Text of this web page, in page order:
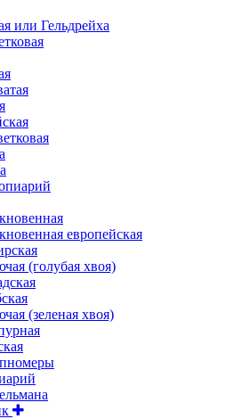
или Гельдрейха
европейская
(голубая хвоя)
(зеленая хвоя)